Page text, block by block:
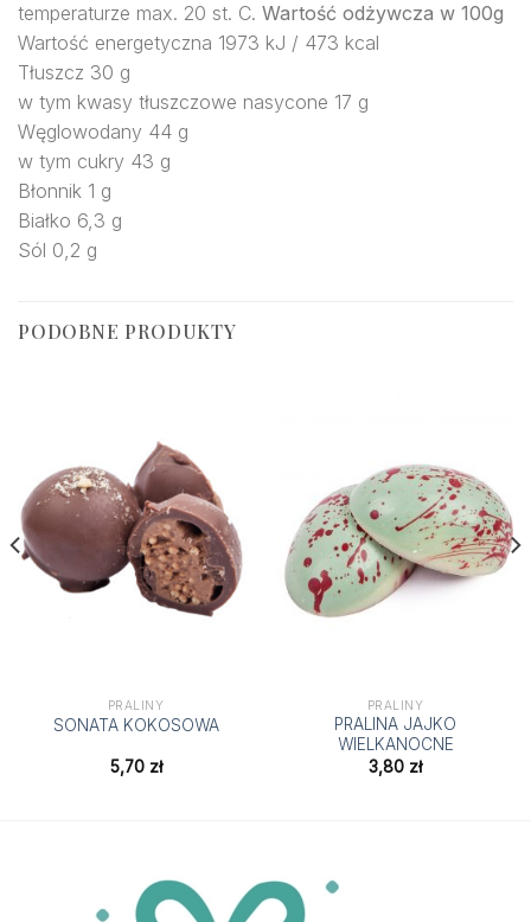
temperaturze max. 20 st. C. Wartość odżywcza w 100g
Wartość energetyczna 1973 kJ / 473 kcal
Tłuszcz 30 g
w tym kwasy tłuszczowe nasycone 17 g
Węglowodany 44 g
w tym cukry 43 g
Błonnik 1 g
Białko 6,3 g
Sól 0,2 g
PODOBNE PRODUKTY
PRALINY
SONATA KOKOSOWA
5,70 zł
PRALINY
PRALINA JAJKO
WIELKANOCNE
3,80 zł